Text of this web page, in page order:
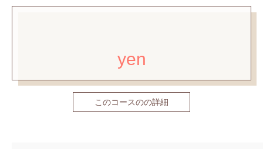
yen
このコースのの詳細